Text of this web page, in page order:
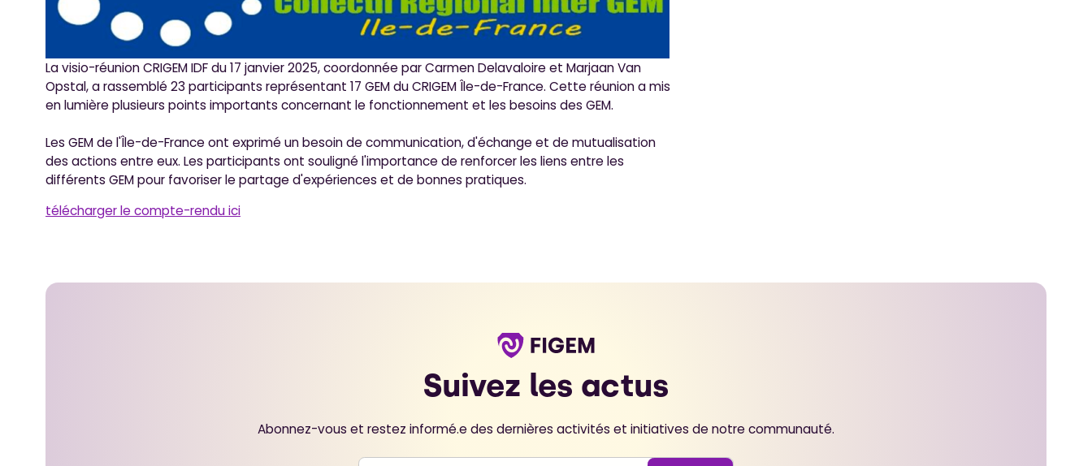
La visio-réunion CRIGEM IDF du 17 janvier 2025, coordonnée par Carmen Delavaloire et Marjaan Van
Opstal, a rassemblé 23 participants représentant 17 GEM du CRIGEM Île-de-France. Cette réunion a mis
en lumière plusieurs points importants concernant le fonctionnement et les besoins des GEM.
Les GEM de l'Île-de-France ont exprimé un besoin de communication, d'échange et de mutualisation
des actions entre eux. Les participants ont souligné l'importance de renforcer les liens entre les
différents GEM pour favoriser le partage d'expériences et de bonnes pratiques.
télécharger le compte-rendu ici
Suivez les actus
Abonnez-vous et restez informé.e des dernières activités et initiatives de notre communauté.